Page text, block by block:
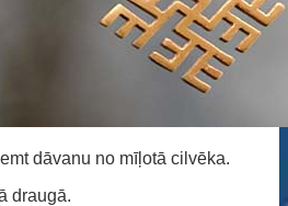
dāvanu no mīļotā cilvēka.
draugā.